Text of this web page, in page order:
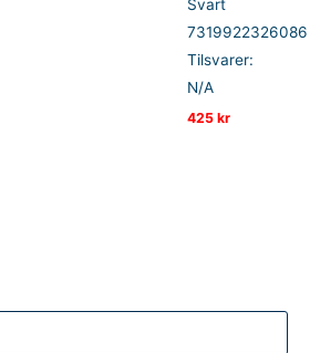
Svart
7319922326086
Tilsvarer:
N/A
425kr